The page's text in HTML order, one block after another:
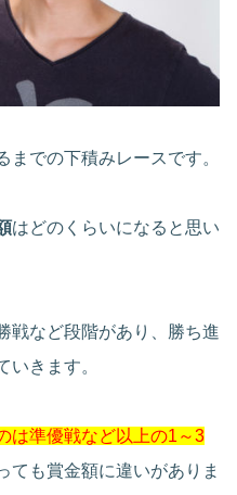
での下積みレースです。
はどのくらいになると思い
戦など段階があり、勝ち進
いきます。
は準優戦など以上の1～3
ても賞金額に違いがありま